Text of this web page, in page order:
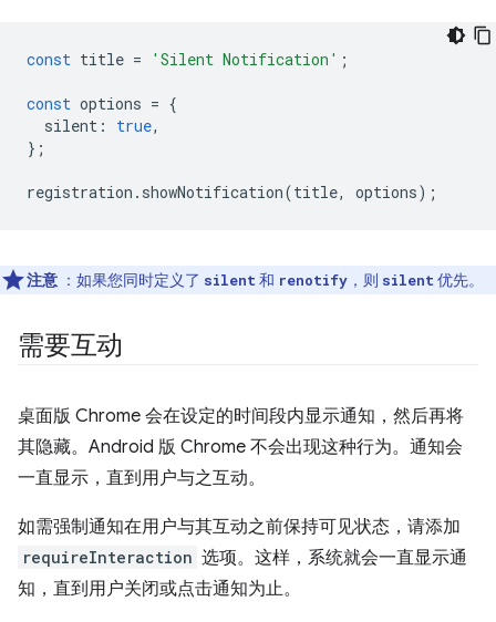
const title = 'Silent Notification' ;
const options = {
silent : true,
};
registration . showNotification(title, options);
注意 ：如果您同时定义了 silent 和 renotify ，则 silent 优先。
需要互动
桌面版 Chrome 会在设定的时间段内显示通知，然后再将
其隐藏。Android 版 Chrome 不会出现这种行为。通知会
一直显示，直到用户与之互动。
如需强制通知在用户与其互动之前保持可见状态，请添加
requireInteraction 选项。这样，系统就会一直显示通
知，直到用户关闭或点击通知为止。